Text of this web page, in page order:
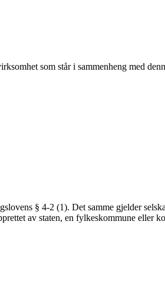
som står i sammenheng med
§ 4-2 (1). Det samme gjelder
av staten, en fylkeskommune eller